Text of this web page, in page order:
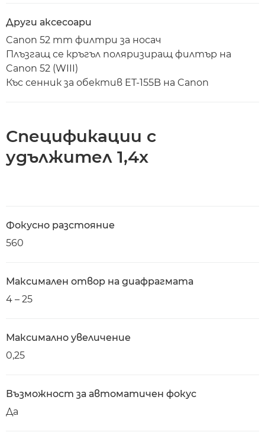
Други аксесоари
Canon 52 mm филтри за носач
Плъзгащ се кръгъл поляризиращ филтър на
Canon 52 (WIII)
Къс сенник за обектив ET-155B на Canon
Спецификации с
удължител 1,4x
Фокусно разстояние
560
Максимален отвор на диафрагмата
4 – 25
Максимално увеличение
0,25
Възможност за автоматичен фокус
Да